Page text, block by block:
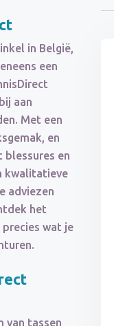
in België,
een
aan
Met een
en
en
kwalitatieve
adviezen
het
wat je
van tassen